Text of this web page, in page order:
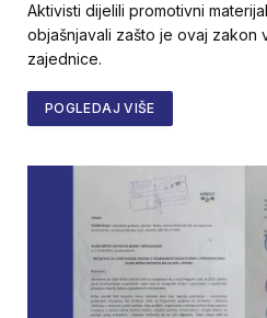
Aktivisti dijelili promotivni
objašnjavali zašto je ovaj zakon
zajednice.
POGLEDAJ VIŠE